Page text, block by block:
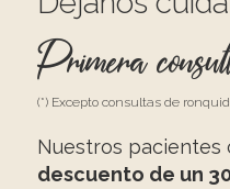
Primera
(*) Excepto consultas de
Nuestros pacientes
descuento de un